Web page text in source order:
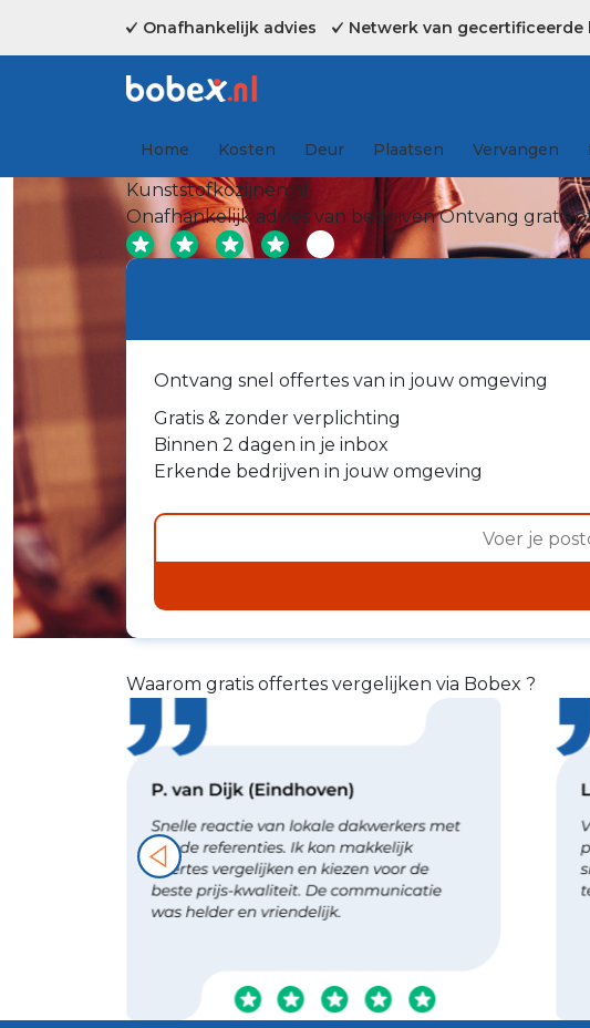
Onafhankelijk advies Netwerk van gecertificeerde
Home Kosten Deur Plaatsen Vervangen
Kunststofkozijnen.nl
Onafhankelijk advies van bedrijvenOntvang gratis
Ontvang snel offertes van in jouw omgeving
Gratis & zonder verplichting
Binnen 2 dagen in je inbox
Erkende bedrijven in jouw omgeving
Waarom gratis offertes vergelijken via Bobex ?